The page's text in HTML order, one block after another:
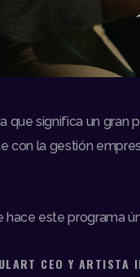
que significa un gran
con la gestión
este programa
CEO Y ARTISTA